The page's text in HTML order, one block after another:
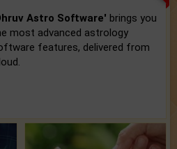
Astro Software' brings you
most advanced astrology
features, delivered from